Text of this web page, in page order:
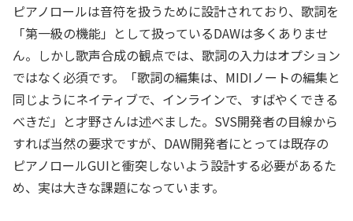
ピアノロールは音符を扱うために設計されており、歌詞を
「第一級の機能」として扱っているDAWは多くありませ
ん。しかし歌声合成の観点では、歌詞の入力はオプション
ではなく必須です。「歌詞の編集は、MIDIノートの編集と
同じようにネイティブで、インラインで、すばやくできる
べきだ」と才野さんは述べました。SVS開発者の目線から
すれば当然の要求ですが、DAW開発者にとっては既存の
ピアノロールGUIと衝突しないよう設計する必要があるた
め、実は大きな課題になっています。